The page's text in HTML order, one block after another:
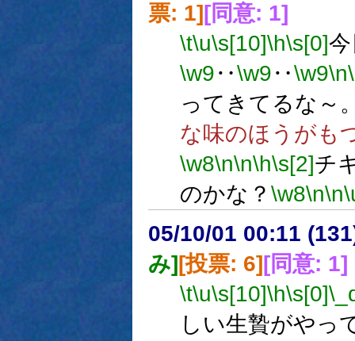
票: 1][同意: 1]
\t\u\s[10]\h\s[0]
\w9‥\w9‥\w9\n
ってきてるな～
な味のほうがも
\w8\n\n\h\s[2]チ
のかな？ \w8\n\n
05/10/01 00:11
み][投票: 6][同意: 1]
\t\u\s[10]\h\s[0]
しい生贄がやっ